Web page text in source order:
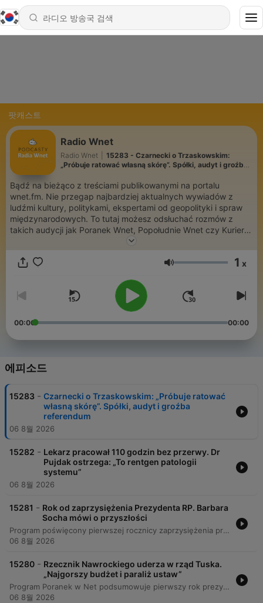
팟캐스트
Radio Wnet
Radio Wnet
15283 - Czarnecki o Trzaskowskim:
„Próbuje ratować własną skórę”. Spółki, audyt i groźba
Bądź na bieżąco z treściami publikowanymi na portalu
wnet.fm. Nie przegap najbardziej aktualnych wywiadów z
ludźmi kultury, politykami, ekspertami od geopolityki i spraw
międzynarodowych. To tutaj możesz odsłuchać rozmów z
takich audycji jak Poranek Wnet, Popołudnie Wnet czy Kurier w
Wszystkie programy przygotowywane są przez nasz zespół
음량 1 x
00:00 00:00
에피소드
15283 - Czarnecki o Trzaskowskim: „Próbuje ratować
własną skórę”. Spółki, audyt i groźba
referendum
06 8월 2026
15282 - Lekarz pracował 110 godzin bez przerwy. Dr
Pujdak ostrzega: „To rentgen patologii
systemu”
06 8월 2026
15281 - Rok od zaprzysiężenia Prezydenta RP. Barbara
Socha mówi o przyszłości
Program poświęcony pierwszej rocznicy zaprzysiężenia prezydenta Karola Nawrockiego. Rozmowa z Barbarą Sochą, doradcą prezydenta i byłą wiceminister rodziny i polityki społecznej, koncentruje się na ocenie minionego roku sprawowania urzędu oraz relacjach między Pałacem Prezydenckim a obecną koalicją rządzącą. Gość analizuje sytuację demograficzną Polski, wskazując na likwidację kluczowych programów prorodzinnych i zagrożenia wynikające z niekorzystnych zmian w piramidzie wieku. Dyskusja obejmuje również aspekty polityki zagranicznej prezydenta, dynamikę wewnętrznych przemian w partii Prawo i Sprawiedliwość oraz wyzwania związane z realizacją inicjatyw ustawodawczych w obliczu obecnego układu parlamentarnego.
06 8월 2026
15280 - Rzecznik Nawrockiego uderza w rząd Tuska.
„Najgorszy budżet i paraliż ustaw”
Program Poranek w Net podsumowuje pierwszy rok prezydentury Karola Nawrockiego. Rozmowa z dr. Rafałem Leśkiewiczem, rzecznikiem prasowym prezydenta, skupia się na ocenie działań głowy państwa, relacjach z rządem Donalda Tuska oraz trudnościach wynikających z kohabitacji. Gość programu odnosi się do liczby wetowanych ustaw, broni polityki prezydenta jako strażnika konstytucji i zaprasza na uroczyste wydarzenie przed Pałacem Prezydenckim. W rozmowie poruszono również kwestie finansowania obchodów oraz sondaży poparcia dla urzędującego prezydenta.
06 8월 2026